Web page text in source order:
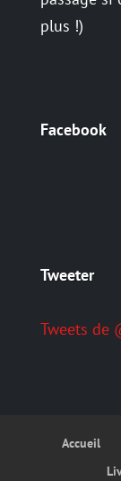
plus !)
Facebook
Tweeter
Tweets de
Accueil